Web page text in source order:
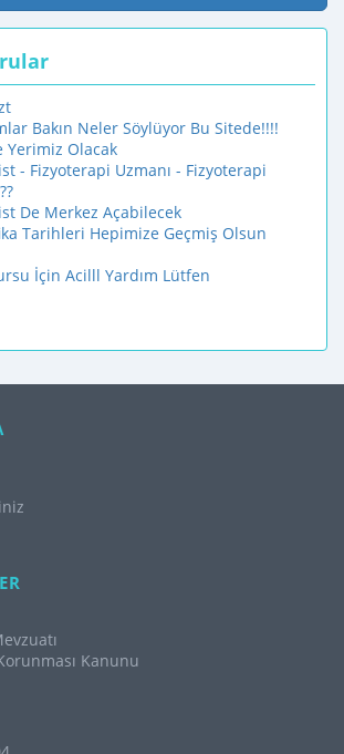
Bakın Neler Söylüyor Bu Sitede!!!!
Yerimiz Olacak
- Fizyoterapi Uzmanı - Fizyoterapi
De Merkez Açabilecek
Tarihleri Hepimize Geçmiş Olsun
İçin Acilll Yardım Lütfen
Kanunu